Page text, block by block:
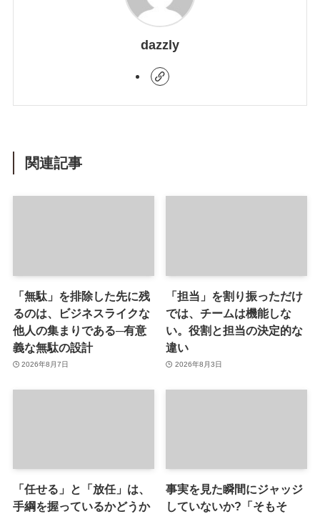
dazzly
関連記事
「無駄」を排除した先に残
るのは、ビジネスライクな
他人の集まりである─有意
義な無駄の設計
2026年8月7日
「担当」を割り振っただけ
では、チームは機能しな
い。役割と担当の決定的な
違い
2026年8月3日
「任せる」と「放任」は、
手綱を握っているかどうか
事実を見た瞬間にジャッジ
していないか?「そもそ